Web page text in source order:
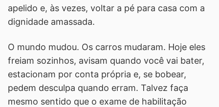
apelido e, às vezes, voltar a pé para casa com a
dignidade amassada.
O mundo mudou. Os carros mudaram. Hoje eles
freiam sozinhos, avisam quando você vai bater,
estacionam por conta própria e, se bobear,
pedem desculpa quando erram. Talvez faça
mesmo sentido que o exame de habilitação